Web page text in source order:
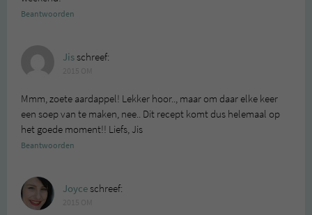
Beantwoorden
Jisschreef:
Mmm, zoete aardappel! Lekker hoor.., maar om daar elke keer
een soep van te maken, nee.. Dit recept komt dus helemaal op
het goede moment!! Liefs, Jis
Beantwoorden
Joyceschreef: